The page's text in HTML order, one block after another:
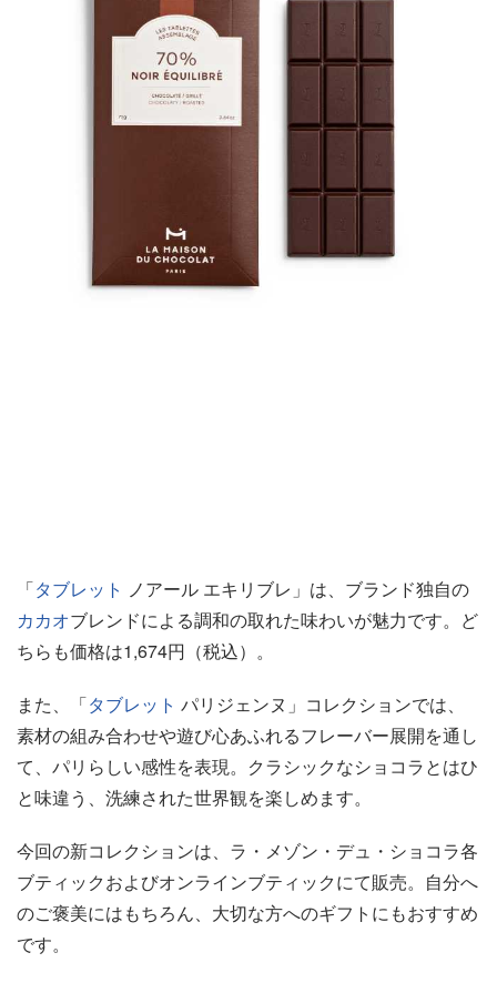
「タブレット ノアール エキリブレ」は、ブランド独自の
カカオブレンドによる調和の取れた味わいが魅力です。ど
ちらも価格は1,674円（税込）。
また、「タブレット パリジェンヌ」コレクションでは、
素材の組み合わせや遊び心あふれるフレーバー展開を通し
て、パリらしい感性を表現。クラシックなショコラとはひ
と味違う、洗練された世界観を楽しめます。
今回の新コレクションは、ラ・メゾン・デュ・ショコラ各
ブティックおよびオンラインブティックにて販売。自分へ
のご褒美にはもちろん、大切な方へのギフトにもおすすめ
です。